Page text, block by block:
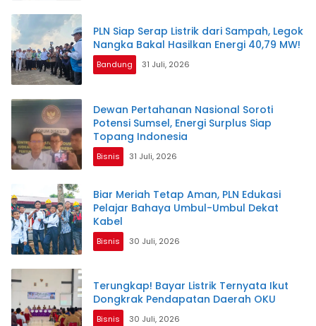
PLN Siap Serap Listrik dari Sampah, Legok
Nangka Bakal Hasilkan Energi 40,79 MW!
Bandung 31 Juli, 2026
Dewan Pertahanan Nasional Soroti
Potensi Sumsel, Energi Surplus Siap
Topang Indonesia
Bisnis 31 Juli, 2026
Biar Meriah Tetap Aman, PLN Edukasi
Pelajar Bahaya Umbul-Umbul Dekat
Kabel
Bisnis 30 Juli, 2026
Terungkap! Bayar Listrik Ternyata Ikut
Dongkrak Pendapatan Daerah OKU
Bisnis 30 Juli, 2026